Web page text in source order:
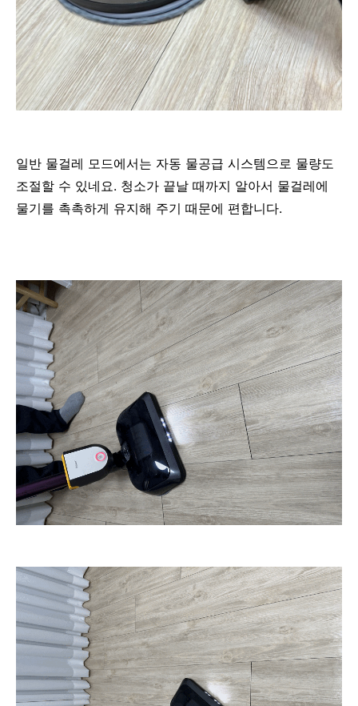
일반 물걸레 모드에서는 자동 물공급 시스템으로 물량도
조절할 수 있네요. 청소가 끝날 때까지 알아서 물걸레에
물기를 촉촉하게 유지해 주기 때문에 편합니다.